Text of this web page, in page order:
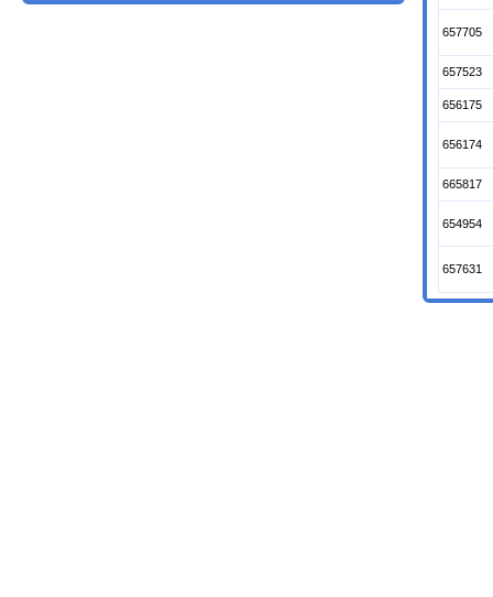
657705
657523
656175
656174
665817
654954
657631